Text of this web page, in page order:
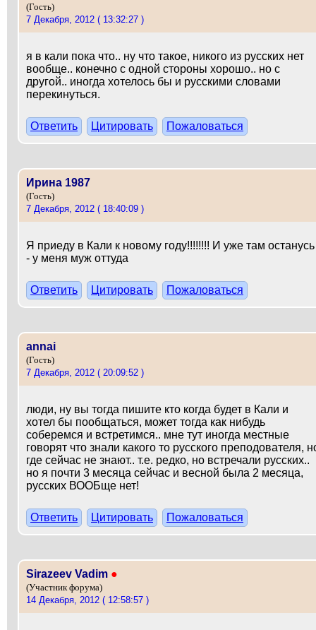
(Гость)
7 Декабря, 2012 ( 13:32:27 )
я в кали пока что.. ну что такое, никого из русских нет
вообще.. конечно с одной стороны хорошо.. но с
другой.. иногда хотелось бы и русскими словами
перекинуться.
Ответить Цитировать Пожаловаться
Ирина 1987
(Гость)
7 Декабря, 2012 ( 18:40:09 )
Я приеду в Кали к новому году!!!!!!!! И уже там останусь
- у меня муж оттуда
Ответить Цитировать Пожаловаться
annai
(Гость)
7 Декабря, 2012 ( 20:09:52 )
люди, ну вы тогда пишите кто когда будет в Кали и
хотел бы пообщаться, может тогда как нибудь
соберемся и встретимся.. мне тут иногда местные
говорят что знали какого то русского преподователя,
где сейчас не знают.. т.е. редко, но встречали русских..
но я почти 3 месяца сейчас и весной была 2 месяца,
русских ВООБще нет!
Ответить Цитировать Пожаловаться
Sirazeev Vadim ●
(Участник форума)
14 Декабря, 2012 ( 12:58:57 )